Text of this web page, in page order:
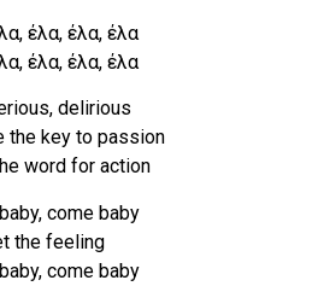
έλα, έλα, έλα
έλα, έλα, έλα
delirious
the key to passion
word for action
come baby
the feeling
come baby